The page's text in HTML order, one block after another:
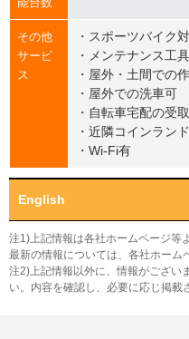
その他
サービ
ス
・スポーツバイク
・メンテナンス工
・屋外・土間での
・屋外での洗車可
・自転車宅配の受
・近隣コインラン
・Wi-Fi有
English
注1)上記情報は各社ホームページ等
最新の情報については、各社ホーム
注2)上記情報以外に、情報がござい
い。内容を確認し、必要に応じ掲載